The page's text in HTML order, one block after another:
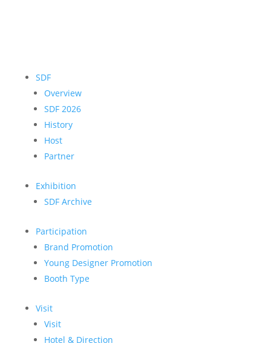
SDF
Overview
SDF 2026
History
Host
Partner
Exhibition
SDF Archive
Participation
Brand Promotion
Young Designer Promotion
Booth Type
Visit
Visit
Hotel & Direction